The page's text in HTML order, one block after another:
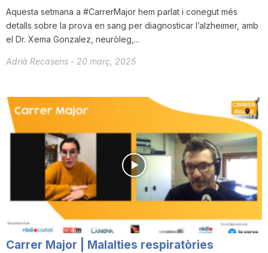
Aquesta setmana a #CarrerMajor hem parlat i conegut més
detalls sobre la prova en sang per diagnosticar l’alzheimer, amb
el Dr. Xema Gonzalez, neuròleg,...
Adrià Recasens - 20 març, 2025
Carrer Major | Malalties respiratòries